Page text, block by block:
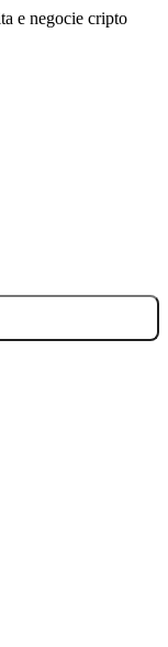
e negocie cripto